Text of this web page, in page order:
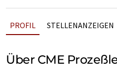
PROFIL STELLENANZEIGEN
Über CME